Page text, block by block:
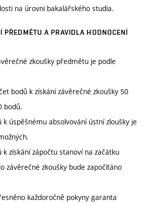
na úrovni bakalářského studia.
PŘEDMĚTU A PRAVIDLA HODNOCENÍ
zkoušky předmětu je podle
bodů k získání závěrečné zkoušky 50
bodů.
úspěšnému absolvování ústní zloušky je
získání zápočtu stanoví na začátku
závěrečné zkoušky bude započítáno
každoročně pokyny garanta